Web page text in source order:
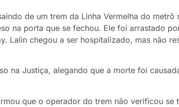
de um trem da Linha Vermelha do metrô
na porta que se fechou. Ele foi arrastado
Lalin chegou a ser hospitalizado, mas não
na Justiça, alegando que a morte foi
que o operador do trem não verificou se